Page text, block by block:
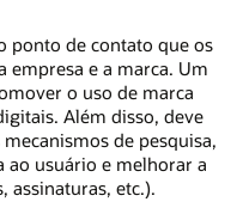
ponto de contato que os
empresa e a marca. Um
o uso de marca
Além disso, deve
de pesquisa,
usuário e melhorar a
assinaturas, etc.).